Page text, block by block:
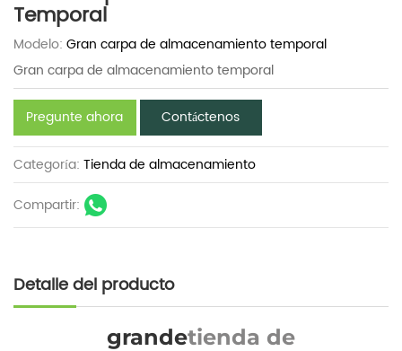
Temporal
Modelo: Gran carpa de almacenamiento temporal
Gran carpa de almacenamiento temporal
Pregunte ahora Contáctenos
Categoría: Tienda de almacenamiento
Compartir:
Detalle del producto
grandetienda de